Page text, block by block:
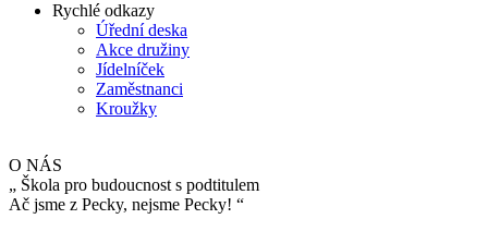
Rychlé odkazy
Úřední deska
Akce družiny
Jídelníček
Zaměstnanci
Kroužky
O NÁS
„ Škola pro budoucnost s podtitulem
Ač jsme z Pecky, nejsme Pecky! “